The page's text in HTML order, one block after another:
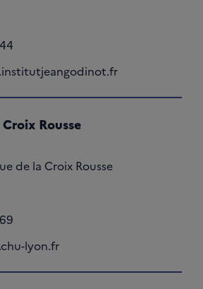
Rousse
de la Croix Rousse
lyon.fr